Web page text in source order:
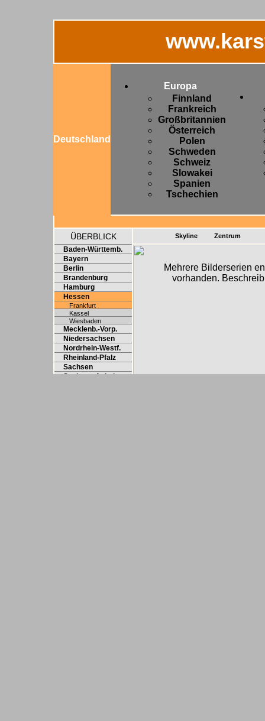
Deutschland
Europa
Finnland
Frankreich
Großbritannien
Österreich
Polen
Schweden
Schweiz
Slowakei
Spanien
Tschechien
ÜBERBLICK
Baden-Württemb.
Bayern
Berlin
Brandenburg
Hamburg
Hessen
Frankfurt
Kassel
Wiesbaden
Mecklenb.-Vorp.
Niedersachsen
Nordrhein-Westf.
Rheinland-Pfalz
Sachsen
Sachsen-Anhalt
Skyline Zentrum
Mehrere Bilderserien
vorhanden.